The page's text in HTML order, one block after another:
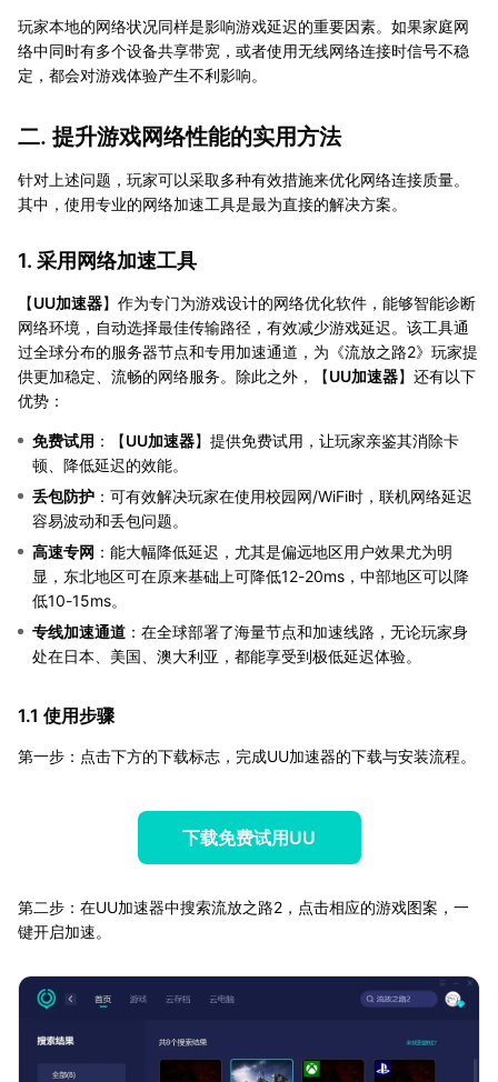
玩家本地的网络状况同样是影响游戏延迟的重要因素。如果家庭网
络中同时有多个设备共享带宽，或者使用无线网络连接时信号不稳
定，都会对游戏体验产生不利影响。
二. 提升游戏网络性能的实用方法
针对上述问题，玩家可以采取多种有效措施来优化网络连接质量。
其中，使用专业的网络加速工具是最为直接的解决方案。
1. 采用网络加速工具
【UU加速器】作为专门为游戏设计的网络优化软件，能够智能诊断
网络环境，自动选择最佳传输路径，有效减少游戏延迟。该工具通
过全球分布的服务器节点和专用加速通道，为《流放之路2》玩家提
供更加稳定、流畅的网络服务。除此之外，【UU加速器】还有以下
优势：
免费试用 ：【UU加速器】提供免费试用，让玩家亲鉴其消除卡
顿、降低延迟的效能。
丢包防护 ：可有效解决玩家在使用校园网/WiFi时，联机网络延迟
容易波动和丢包问题。
高速专网 ：能大幅降低延迟，尤其是偏远地区用户效果尤为明
显，东北地区可在原来基础上可降低12-20ms，中部地区可以降
低10-15ms。
专线加速通道 ：在全球部署了海量节点和加速线路，无论玩家身
处在日本、美国、澳大利亚，都能享受到极低延迟体验。
1.1 使用步骤
第一步：点击下方的下载标志，完成UU加速器的下载与安装流程。
下载免费试用UU
第二步：在UU加速器中搜索流放之路2，点击相应的游戏图案，一
键开启加速。